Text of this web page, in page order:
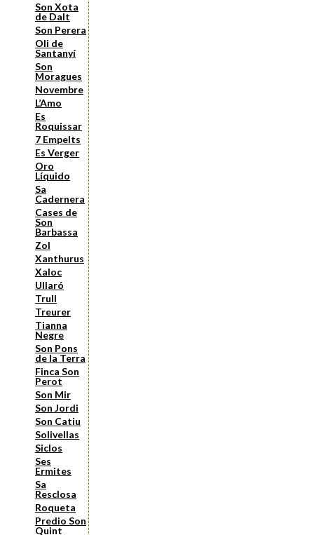
Son Xota
de Dalt
Son Perera
Oli de
Santanyí
Son
Moragues
Novembre
L’Amo
Es
Roquissar
7 Empelts
Es Verger
Oro
Líquido
Sa
Cadernera
Cases de
Son
Barbassa
Zol
Xanthurus
Xaloc
Ullaró
Trull
Treurer
Tianna
Negre
Son Pons
de la Terra
Finca Son
Perot
Son Mir
Son Jordi
Son Catiu
Solivellas
Siclos
Ses
Ermites
Sa
Resclosa
Roqueta
Predio Son
Quint